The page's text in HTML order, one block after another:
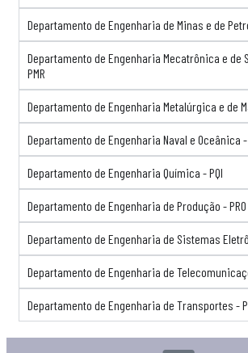
Departamento de Engenharia de Minas e de
Departamento de Engenharia Mecatrônica e de
PMR
Departamento de Engenharia Metalúrgica e de
Departamento de Engenharia Naval e Oceânica -
Departamento de Engenharia Química - PQI
Departamento de Engenharia de Produção - PRO
Departamento de Engenharia de Sistemas
Departamento de Engenharia de
Departamento de Engenharia de Transportes -